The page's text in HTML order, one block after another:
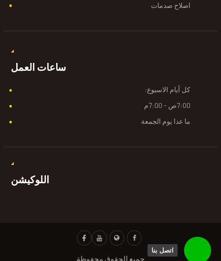
اصلاح صدمات
ساعات العمل
كل أيام الاسبوع:
7:00ص - 7:00م
ما عدا يوم الجمعة
اللوكيشن
جميع الحقوق محفوظة
اتصل بنا